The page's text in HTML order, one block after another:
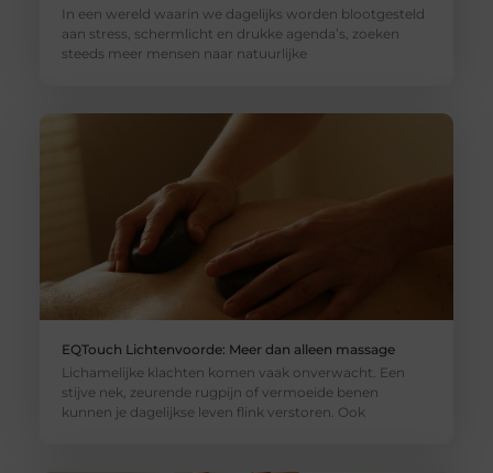
In een wereld waarin we dagelijks worden blootgesteld
aan stress, schermlicht en drukke agenda’s, zoeken
steeds meer mensen naar natuurlijke
EQTouch Lichtenvoorde: Meer dan alleen massage
Lichamelijke klachten komen vaak onverwacht. Een
stijve nek, zeurende rugpijn of vermoeide benen
kunnen je dagelijkse leven flink verstoren. Ook